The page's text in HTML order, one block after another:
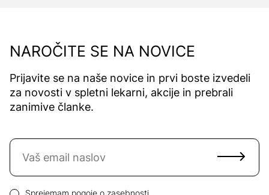
NAROČITE SE NA NOVICE
Prijavite se na naše novice in prvi boste izvedeli
za novosti v spletni lekarni, akcije in prebrali
zanimive članke.
Naročite se na novice
Pogoji zasebnosti